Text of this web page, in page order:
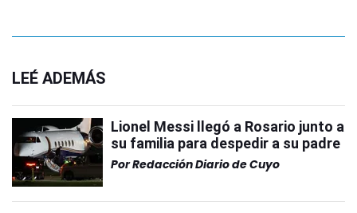
LEÉ ADEMÁS
Lionel Messi llegó a Rosario junto a
su familia para despedir a su padre
PorRedacción Diario de Cuyo